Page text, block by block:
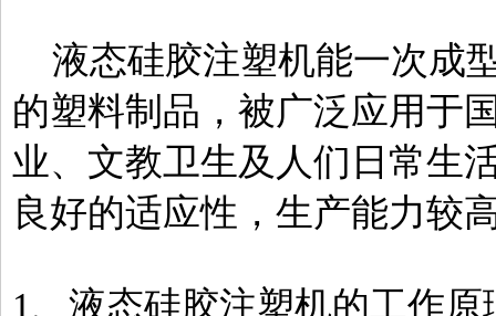
液态硅胶注塑机能一次成
的塑料制品，被广泛应用于
业、文教卫生及人们日常生
良好的适应性，生产能力较
1、液态硅胶注塑机的工作原